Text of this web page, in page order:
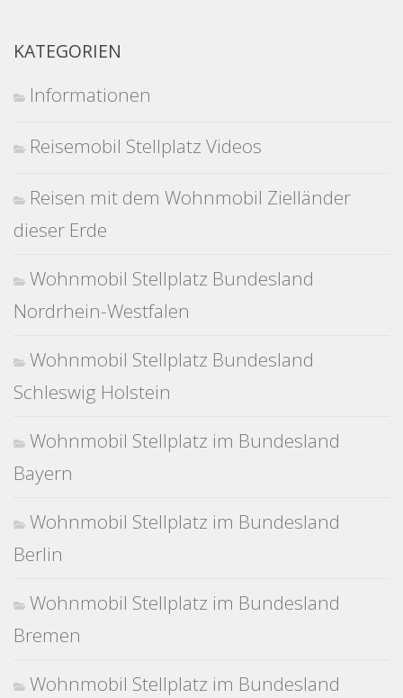
KATEGORIEN
Informationen
Reisemobil Stellplatz Videos
Reisen mit dem Wohnmobil Zielländer
dieser Erde
Wohnmobil Stellplatz Bundesland
Nordrhein-Westfalen
Wohnmobil Stellplatz Bundesland
Schleswig Holstein
Wohnmobil Stellplatz im Bundesland
Bayern
Wohnmobil Stellplatz im Bundesland
Berlin
Wohnmobil Stellplatz im Bundesland
Bremen
Wohnmobil Stellplatz im Bundesland